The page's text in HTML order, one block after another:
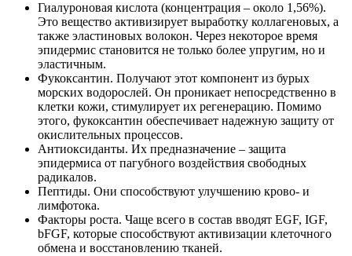
Гиалуроновая кислота (концентрация – около 1,56%).
Это вещество активизирует выработку коллагеновых, а
также эластиновых волокон. Через некоторое время
эпидермис становится не только более упругим, но и
эластичным.
Фукоксантин. Получают этот компонент из бурых
морских водорослей. Он проникает непосредственно в
клетки кожи, стимулирует их регенерацию. Помимо
этого, фукоксантин обеспечивает надежную защиту от
окислительных процессов.
Антиоксиданты. Их предназначение – защита
эпидермиса от пагубного воздействия свободных
радикалов.
Пептиды. Они способствуют улучшению крово- и
лимфотока.
Факторы роста. Чаще всего в состав вводят EGF, IGF,
bFGF, которые способствуют активизации клеточного
обмена и восстановлению тканей.